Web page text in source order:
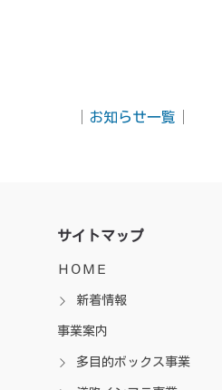
お知らせ一覧
サイトマップ
ＨＯＭＥ
新着情報
事業案内
多目的ボックス事業